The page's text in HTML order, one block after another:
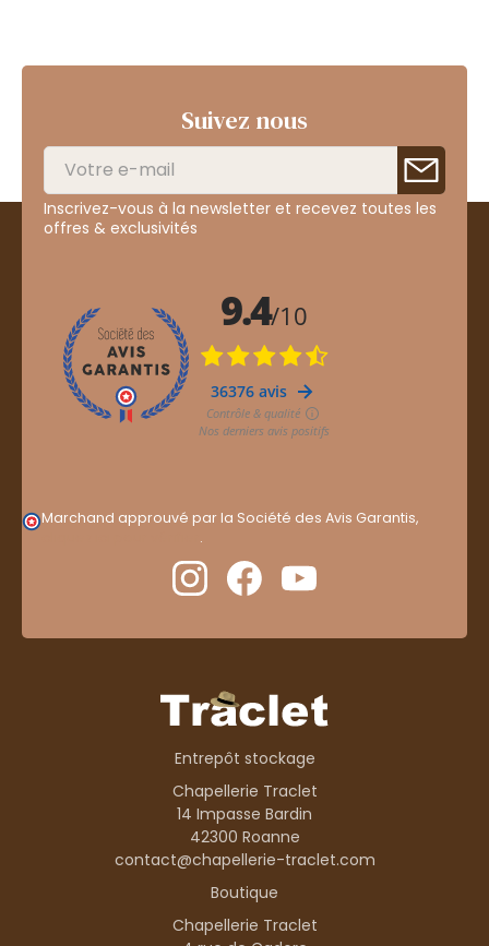
Suivez nous
Inscrivez-vous à la newsletter et recevez toutes les
offres & exclusivités
Marchand approuvé par la Société des Avis Garantis,
.
Entrepôt stockage
Chapellerie Traclet
14 Impasse Bardin
42300 Roanne
contact@chapellerie-traclet.com
Boutique
Chapellerie Traclet